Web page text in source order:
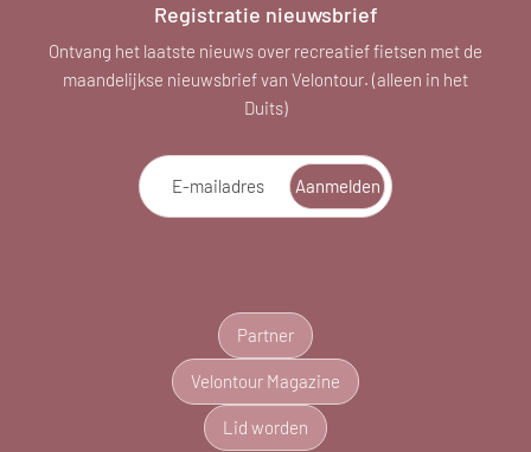
Registratie nieuwsbrief
Ontvang het laatste nieuws over recreatief fietsen met de
maandelijkse nieuwsbrief van Velontour. (alleen in het
Duits)
E-mailadres Aanmelden
Partner
Velontour Magazine
Lid worden